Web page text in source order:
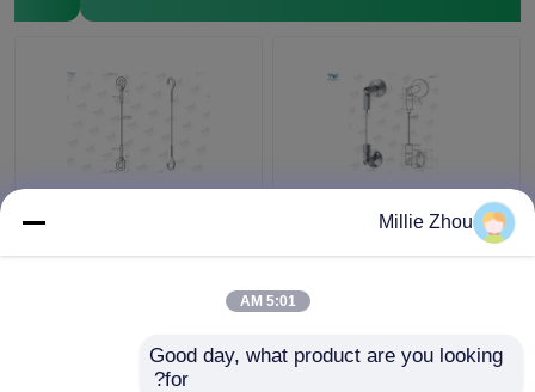
انعطاف پذیر تنظیم سیمی
کابل نمایش سیستم /
ردیاب های فولادی با قلاب
Hoanger
Millie Zhou
5:01 AM
Good day, what product are you looking
for?